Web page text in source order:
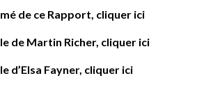
de ce Rapport, cliquer ici
de Martin Richer, cliquer ici
d’Elsa Fayner, cliquer ici